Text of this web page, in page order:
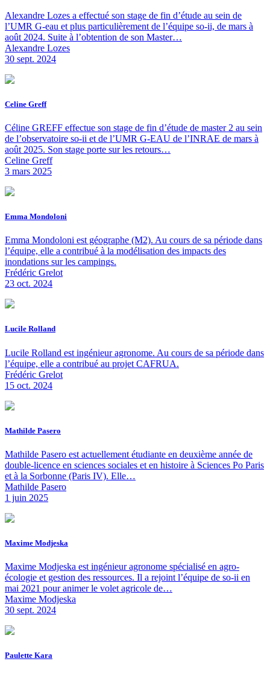
Alexandre Lozes a effectué son stage de fin d’étude au sein de
l’UMR G-eau et plus particulièrement de l’équipe so-ii, de mars à
août 2024. Suite à l’obtention de son Master…
Alexandre Lozes
30 sept. 2024
Celine Greff
Céline GREFF effectue son stage de fin d’étude de master 2 au sein
de l’observatoire so-ii et de l’UMR G-EAU de l’INRAE de mars à
août 2025. Son stage porte sur les retours…
Celine Greff
3 mars 2025
Emma Mondoloni
Emma Mondoloni est géographe (M2). Au cours de sa période dans
l’équipe, elle a contribué à la modélisation des impacts des
inondations sur les campings.
Frédéric Grelot
23 oct. 2024
Lucile Rolland
Lucile Rolland est ingénieur agronome. Au cours de sa période dans
l’équipe, elle a contribué au projet CAFRUA.
Frédéric Grelot
15 oct. 2024
Mathilde Pasero
Mathilde Pasero est actuellement étudiante en deuxième année de
double-licence en sciences sociales et en histoire à Sciences Po Paris
et à la Sorbonne (Paris IV). Elle…
Mathilde Pasero
1 juin 2025
Maxime Modjeska
Maxime Modjeska est ingénieur agronome spécialisé en agro-
écologie et gestion des ressources. Il a rejoint l’équipe de so-ii en
mai 2021 pour animer le volet agricole de…
Maxime Modjeska
30 sept. 2024
Paulette Kara